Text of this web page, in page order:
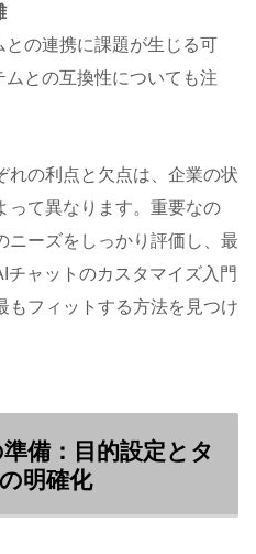
との連携に課題が生じる可
との互換性についても注
れの利点と欠点は、企業の状
って異なります。重要なの
ニーズをしっかり評価し、最
ャットのカスタマイズ入門
もフィットする方法を見つけ
備：目的設定とタ
明確化